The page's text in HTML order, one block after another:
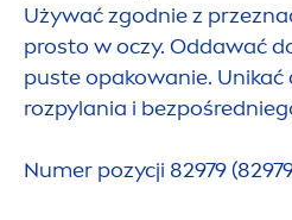
Używać zgodnie z
prosto w oczy. Oddawać
puste opakowanie. Unikać
rozpylania i
Numer pozycji 82979